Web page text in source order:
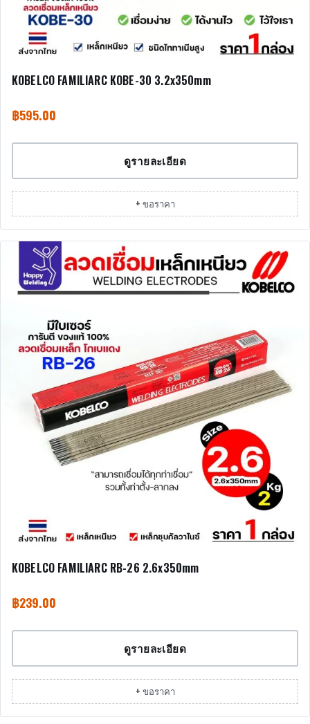
KOBELCO FAMILIARC KOBE-30 3.2x350mm
฿595.00
ดูรายละเอียด
+ ขอราคา
KOBELCO FAMILIARC RB-26 2.6x350mm
฿239.00
ดูรายละเอียด
+ ขอราคา